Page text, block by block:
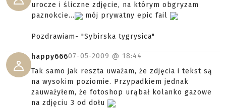
urocze i śliczne zdjęcie, na którym obgryzam
paznokcie...
mój prywatny epic fail
Pozdrawiam- "Sybirska tygrysica"
happy66607-05-2009 @ 18:44
Tak samo jak reszta uważam, że zdjęcia i tekst są
na wysokim poziomie. Przypadkiem jednak
zauważyłem, że fotoshop urąbał kolanko gazowe
na zdjęciu 3 od dołu